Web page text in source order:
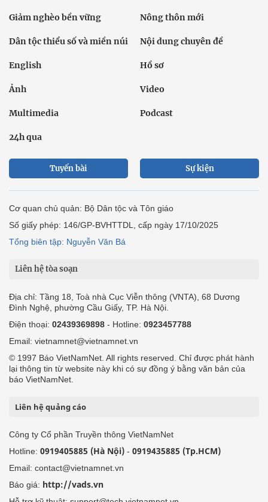
Giảm nghèo bền vững Nông thôn mới
Dân tộc thiểu số và miền núi Nội dung chuyên đề
English Hồ sơ
Ảnh Video
Multimedia Podcast
24h qua
Tuyến bài Sự kiện
Cơ quan chủ quản: Bộ Dân tộc và Tôn giáo
Số giấy phép: 146/GP-BVHTTDL, cấp ngày 17/10/2025
Tổng biên tập: Nguyễn Văn Bá
Liên hệ tòa soạn
Địa chỉ: Tầng 18, Toà nhà Cục Viễn thông (VNTA), 68 Dương
Đình Nghệ, phường Cầu Giấy, TP. Hà Nội.
Điện thoại: 02439369898 - Hotline: 0923457788
Email: vietnamnet@vietnamnet.vn
© 1997 Báo VietNamNet. All rights reserved. Chỉ được phát hành
lại thông tin từ website này khi có sự đồng ý bằng văn bản của
báo VietNamNet.
Liên hệ quảng cáo
Công ty Cổ phần Truyền thông VietNamNet
Hotline: 0919405885 (Hà Nội) - 0919435885 (Tp.HCM)
Email: contact@vietnamnet.vn
Báo giá: http://vads.vn